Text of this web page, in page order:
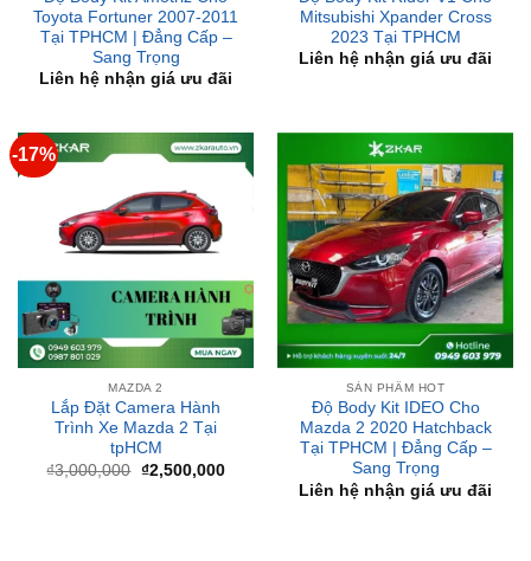
Liên hệ nhận giá ưu đãi
MAZDA 2
Lắp Đặt Camera Hành
Trình Xe Mazda 2 Tại
tpHCM
₫3,000,000 Giá
gốc
là:
₫3,000,000.
₫2,500,000
₫2,500,000.
SẢN PHẨM HOT
Độ Body Kit IDEO Cho
Mazda 2 2020 Hatchback
Tại TPHCM | Đẳng Cấp –
Sang Trọng
Liên hệ nhận giá ưu đãi